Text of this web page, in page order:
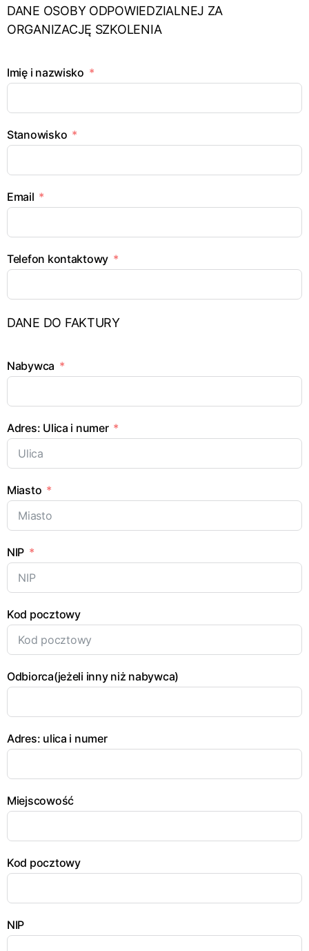
DANE OSOBY ODPOWIEDZIALNEJ ZA
ORGANIZACJĘ SZKOLENIA
Imię i nazwisko
Stanowisko
Email
Telefon kontaktowy
DANE DO FAKTURY
Nabywca
Adres: Ulica i numer
Miasto
NIP
Kod pocztowy
Odbiorca(jeżeli inny niż nabywca)
Adres: ulica i numer
Miejscowość
Kod pocztowy
NIP